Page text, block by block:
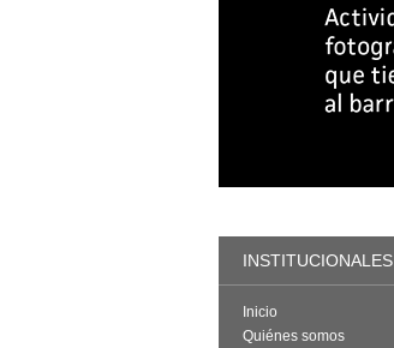
INSTITUCIONALES
Inicio
Quiénes somos